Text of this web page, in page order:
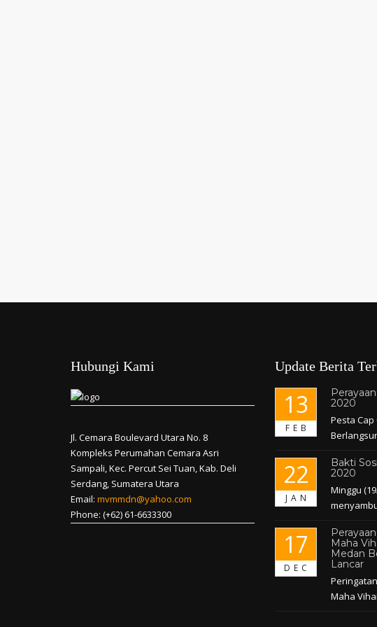
Hubungi Kami
Jl. Cemara Boulevard Utara No. 8
Kompleks Perumahan Cemara Asri
Sampali, Kec. Percut Sei Tuan, Kab. Deli
Serdang, Sumatera Utara
Email: mvmmdn@yahoo.com
Phone: (+62) 61-6633300
Update Berita
13
FEB
2020
Pesta Cap
22
JAN
Bakti
2020
Minggu
17
DEC
Maha
Medan
Lancar
Maha